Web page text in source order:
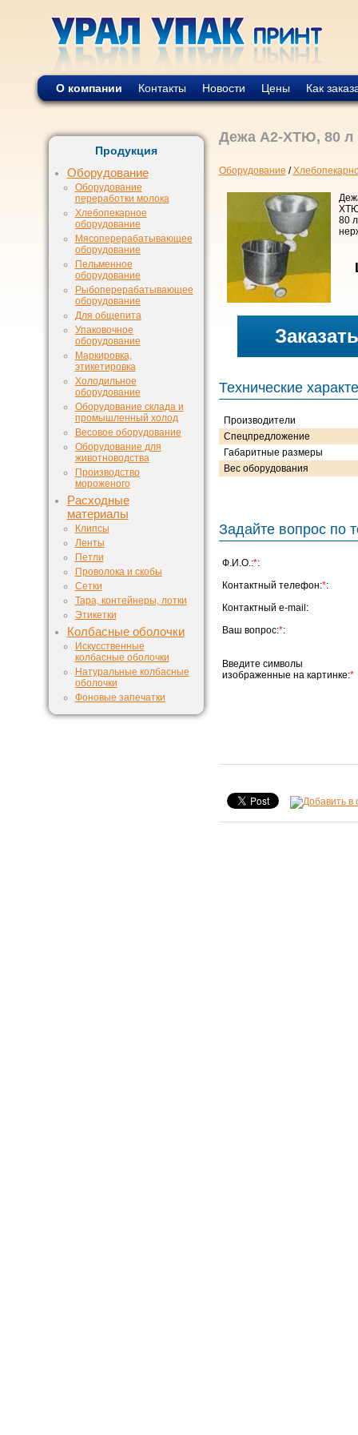
О компании Контакты Новости Цены Как
Продукция
Оборудование
Оборудование
переработки молока
Хлебопекарное
оборудование
Мясоперерабатывающее
оборудование
Пельменное
оборудование
Рыбоперерабатывающее
оборудование
Для общепита
Упаковочное
оборудование
Маркировка,
этикетировка
Холодильное
оборудование
Оборудование склада и
промышленный холод
Весовое оборудование
Оборудование для
животноводства
Производство
мороженого
Расходные
материалы
Клипсы
Ленты
Петли
Проволока и скобы
Сетки
Тара, контейнеры, лотки
Этикетки
Колбасные оболочки
Искусственные
колбасные оболочки
Натуральные колбасные
оболочки
Фоновые запечатки
Дежа А2-ХТЮ, 80 л
Оборудование /
80
Технические
Производители
Спецпредложение
Габаритные размеры
Вес оборудования
Задайте вопрос по
Ф.И.О.:*:
Контактный телефон:*:
Контактный e-mail:
Ваш вопрос:*:
Введите символы
изображенные на картинке:*